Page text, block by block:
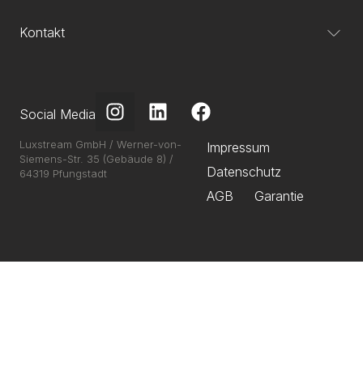
Kontakt
Social Media
Luxstream GmbH / Werner-von-
Siemens-Str. 35 (Gebäude 8) /
64319 Pfungstadt
Impressum
Datenschutz
AGB
Garantie